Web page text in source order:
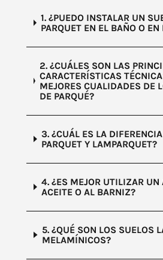
1. ¿PUEDO INSTALAR UN
PARQUET EN EL BAÑO O
2. ¿CUÁLES SON LAS
CARACTERÍSTICAS
MEJORES CUALIDADES DE
DE PARQUÉ?
3. ¿CUÁL ES LA
PARQUET Y LAMPARQUET?
4. ¿ES MEJOR UTILIZAR UN
ACEITE O AL BARNIZ?
5. ¿QUÉ SON LOS SUELOS
MELAMÍNICOS?